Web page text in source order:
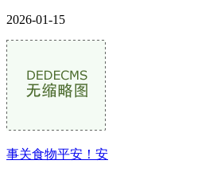
2026-01-15
事关食物平安！安